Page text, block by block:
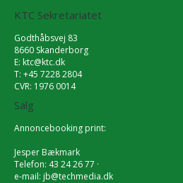
KTC Sekretariatet
Godthåbsvej 83
8660 Skanderborg
E: ktc@ktc.dk
T: +45 7228 2804
CVR: 1976 0014
Salg
Annoncebooking print:
Jesper Bækmark
Telefon: 43 24 26 77 ·
e-mail: jb@techmedia.dk